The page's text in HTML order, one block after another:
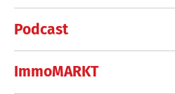
Podcast
ImmoMARKT